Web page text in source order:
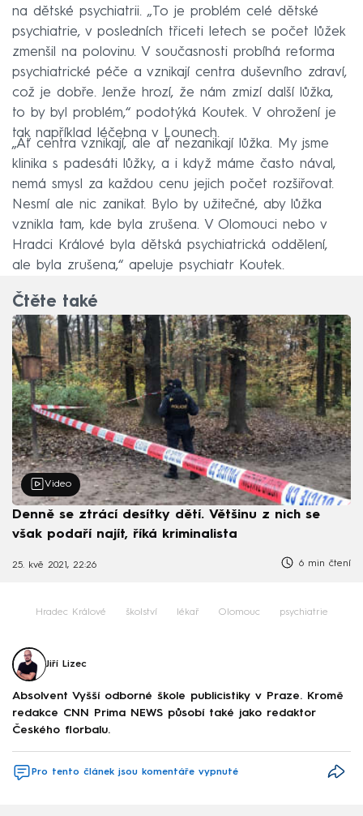
na dětské psychiatrii. „To je problém celé dětské
psychiatrie, v posledních třiceti letech se počet lůžek
zmenšil na polovinu. V současnosti probíhá reforma
psychiatrické péče a vznikají centra duševního zdraví,
což je dobře. Jenže hrozí, že nám zmizí další lůžka,
to by byl problém,“ podotýká Koutek. V ohrožení je
tak například léčebna v Lounech.
„Ať centra vznikají, ale ať nezanikají lůžka. My jsme
klinika s padesáti lůžky, a i když máme často nával,
nemá smysl za každou cenu jejich počet rozšiřovat.
Nesmí ale nic zanikat. Bylo by užitečné, aby lůžka
vznikla tam, kde byla zrušena. V Olomouci nebo v
Hradci Králové byla dětská psychiatrická oddělení,
ale byla zrušena,“ apeluje psychiatr Koutek.
Čtěte také
Video
Denně se ztrácí desítky dětí. Většinu z nich se
však podaří najít, říká kriminalista
25. kvě 2021, 22:26 6 min čtení
Hradec Králové školství lékař Olomouc psychiatrie
Jiří Lizec
Absolvent Vyšší odborné škole publicistiky v Praze. Kromě
redakce CNN Prima NEWS působí také jako redaktor
Českého florbalu.
Pro tento článek jsou komentáře vypnuté